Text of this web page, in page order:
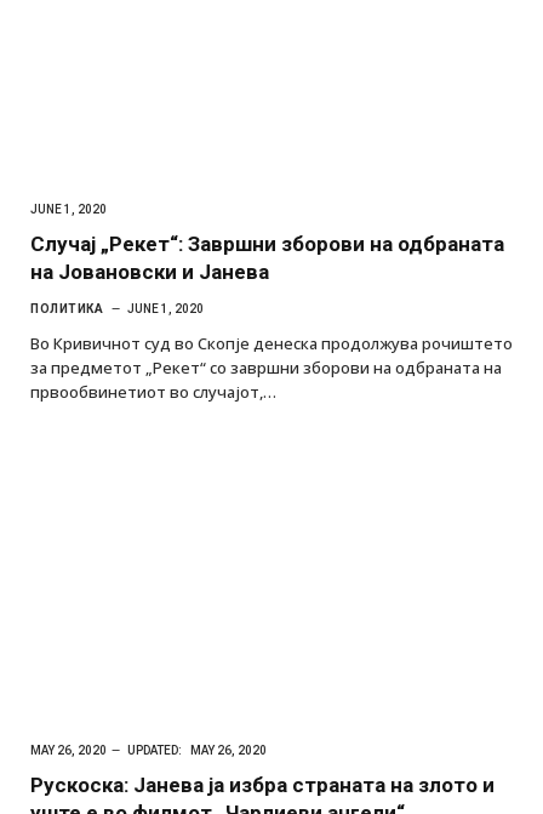
JUNE 1, 2020
Случај „Рекет“: Завршни зборови на одбраната
на Јовановски и Јанева
ПОЛИТИКА JUNE 1, 2020
Во Кривичнот суд во Скопје денеска продолжува рочиштето
за предметот „Рекет“ со завршни зборови на одбраната на
првообвинетиот во случајот,…
MAY 26, 2020 UPDATED: MAY 26, 2020
Рускоска: Јанева ја избра страната на злото и